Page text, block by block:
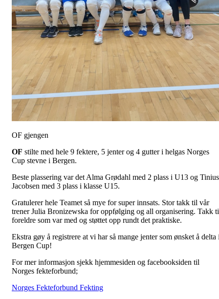
OF gjengen
OF stilte med hele 9 fektere, 5 jenter og 4 gutter i helgas Norges
Cup stevne i Bergen.
Beste plassering var det Alma Grødahl med 2 plass i U13 og Tinius
Jacobsen med 3 plass i klasse U15.
Gratulerer hele Teamet så mye for super innsats. Stor takk til vår
trener Julia Bronizewska for oppfølging og all organisering. Takk
foreldre som var med og støttet opp rundt det praktiske.
Ekstra gøy å registrere at vi har så mange jenter som ønsket å delta
Bergen Cup!
For mer informasjon sjekk hjemmesiden og facebooksiden til
Norges fekteforbund;
Norges Fekteforbund Fekting